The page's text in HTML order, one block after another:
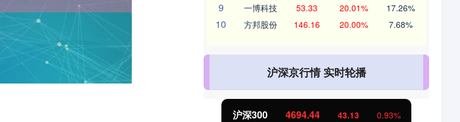
9 一博科技 53.33 20.01% 17.26%
10 方邦股份 146.16 20.00% 7.68%
沪深京行情 实时轮播
沪深300 4694.44 43.13 0.93%